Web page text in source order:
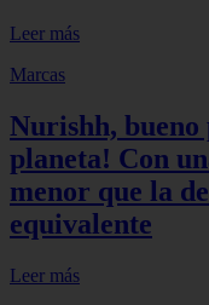
Leer más
Marcas
Nurishh,
planeta! Con
menor que la
equivalente
Leer más